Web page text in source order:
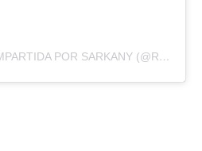
UNA PUBLICACIÓN COMPARTIDA POR SARKANY (@RICKYSARKANY)